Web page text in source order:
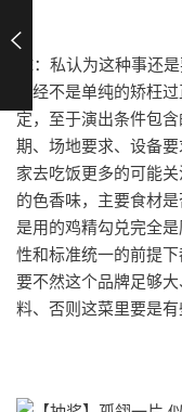
FE：私认为这种事还
已经不是单纯的矫枉
定，至于演出条件包
期、场地要求、设备
家去吃饭更多的可能
的色香味，主要食材
是用的鸡精勾兑完全
性和标准统一的前提
要不然这个品牌足够
料、否则这菜里要是